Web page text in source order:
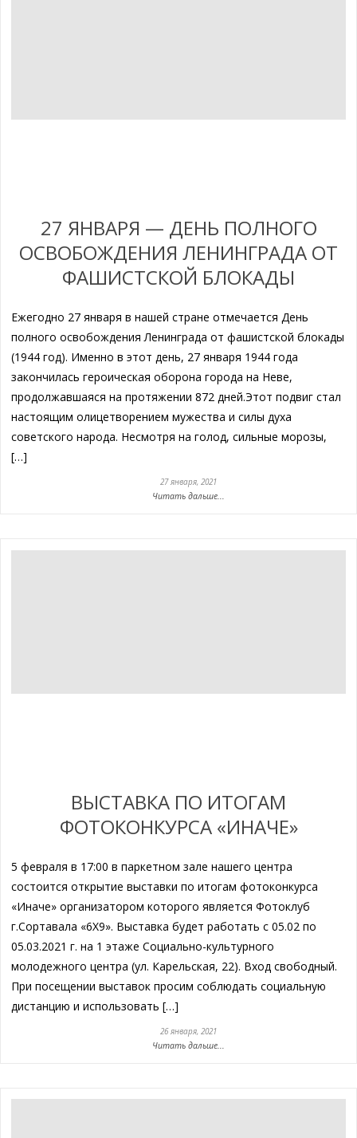
27 ЯНВАРЯ — ДЕНЬ ПОЛНОГО
ОСВОБОЖДЕНИЯ ЛЕНИНГРАДА ОТ
ФАШИСТСКОЙ БЛОКАДЫ
Ежегодно 27 января в нашей стране отмечается День
полного освобождения Ленинграда от фашистской блокады
(1944 год). Именно в этот день, 27 января 1944 года
закончилась героическая оборона города на Неве,
продолжавшаяся на протяжении 872 дней.Этот подвиг стал
настоящим олицетворением мужества и силы духа
советского народа. Несмотря на голод, сильные морозы,
[…]
27 января, 2021
Читать дальше...
ВЫСТАВКА ПО ИТОГАМ
ФОТОКОНКУРСА «ИНАЧЕ»
5 февраля в 17:00 в паркетном зале нашего центра
состоится открытие выставки по итогам фотоконкурса
«Иначе» организатором которого является Фотоклуб
г.Сортавала «6Х9». Выставка будет работать c 05.02 по
05.03.2021 г. на 1 этаже Социально-культурного
молодежного центра (ул. Карельская, 22). Вход свободный.
При посещении выставок просим соблюдать социальную
дистанцию и использовать […]
26 января, 2021
Читать дальше...